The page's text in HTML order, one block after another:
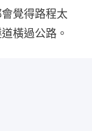
覺得路程太
橫過公路。